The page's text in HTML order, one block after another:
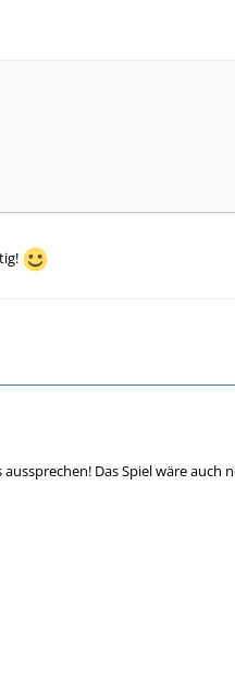
Das Spiel wäre